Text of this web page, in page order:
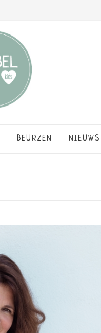
BEURZEN NIEUWS